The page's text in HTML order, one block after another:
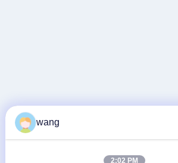
wang
2:02 PM